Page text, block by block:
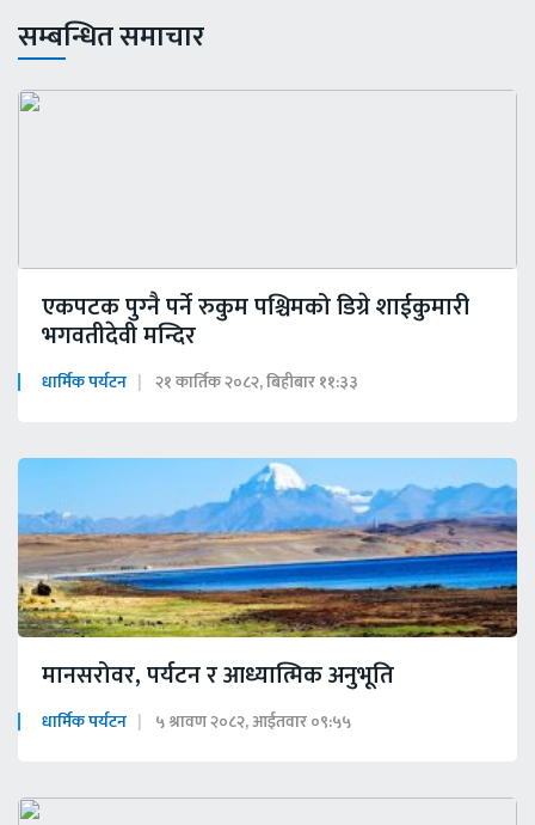
सम्बन्धित समाचार
एकपटक पुग्‍नै पर्ने रुकुम पश्चिमको डिग्रे शाईकुमारी
भगवतीदेवी मन्दिर
धार्मिक पर्यटन २१ कार्तिक २०८२, बिहीबार ११:३३
मानसरोवर, पर्यटन र आध्यात्मिक अनुभूति
धार्मिक पर्यटन ५ श्रावण २०८२, आईतवार ०९:५५